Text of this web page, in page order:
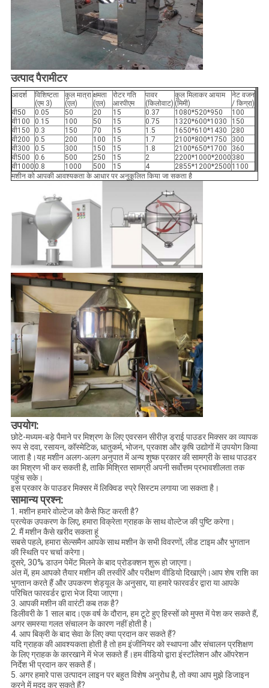
उत्पाद पैरामीटर
आदर्श
विशिष्टता
(एम 3)
कुल मात्रा
(एल)
क्षमता
(एल)
रोटर गति
आरपीएम
पावर
(किलोवाट)
कुल मिलाकर आयाम
(मिमी)
नेट वजन
/ किग्रा)
वी50
0.05 50 20 15 0.37 1080*520*950
100
वी100
0.15 100 50 15 0.75 1320*600*1030
150
वी150
0.3 150 70 15 1.5 1650*610*1430
280
वी200
0.5 200 100 15 1.7 2100*800*1750
300
वी300
0.5 300 150 15 1.8 2100*650*1700
360
वी500
0.6 500 250 15 2 2200*1000*2000 380
वी1000 0.8 1000 500 15 4 2855*1200*2500 1100
मशीन को आपकी आवश्यकता के आधार पर अनुकूलित किया जा सकता है
उपयोग:
छोटे-मध्यम-बड़े पैमाने पर मिश्रण के लिए एवरसन सीरीज़ ड्राई पाउडर मिक्सर का व्यापक
रूप से दवा, रसायन, कॉस्मेटिक, धातुकर्म, भोजन, प्रकाश और कृषि उद्योगों में उपयोग किया
जाता है।यह मशीन अलग-अलग अनुपात में अन्य शुष्क प्रकार की सामग्री के साथ पाउडर
का मिश्रण भी कर सकती है, ताकि मिश्रित सामग्री अपनी सर्वोत्तम प्रभावशीलता तक
पहुंच सके।
इस प्रकार के पाउडर मिक्सर में लिक्विड स्प्रे सिस्टम लगाया जा सकता है।
सामान्य प्रश्न:
1. मशीन हमारे वोल्टेज को कैसे फिट करती है?
प्रत्येक उपकरण के लिए, हमारा विक्रेता ग्राहक के साथ वोल्टेज की पुष्टि करेगा।
2. मैं मशीन कैसे खरीद सकता हूं
सबसे पहले, हमारा सेल्समैन आपके साथ मशीन के सभी विवरणों, लीड टाइम और भुगतान
की स्थिति पर चर्चा करेगा।
दूसरे, 30% डाउन पेमेंट मिलने के बाद प्रोडक्शन शुरू हो जाएगा।
अंत में, हम आपको तैयार मशीन की तस्वीरें और परीक्षण वीडियो दिखाएंगे।आप शेष राशि का
भुगतान करते हैं और उपकरण शेड्यूल के अनुसार, या हमारे फारवर्डर द्वारा या आपके
परिचित फारवर्डर द्वारा भेज दिया जाएगा।
3. आपकी मशीन की वारंटी कब तक है?
डिलीवरी के 1 साल बाद।एक वर्ष के दौरान, हम टूटे हुए हिस्सों को मुफ्त में पेश कर सकते हैं,
अगर समस्या गलत संचालन के कारण नहीं होती है।
4. आप बिक्री के बाद सेवा के लिए क्या प्रदान कर सकते हैं?
यदि ग्राहक की आवश्यकता होती है तो हम इंजीनियर को स्थापना और संचालन प्रशिक्षण
के लिए ग्राहक के कारखाने में भेज सकते हैं।हम वीडियो द्वारा इंस्टॉलेशन और ऑपरेशन
निर्देश भी प्रदान कर सकते हैं।
5. अगर हमारे पास उत्पादन लाइन पर बहुत विशेष अनुरोध है, तो क्या आप मुझे डिजाइन
करने में मदद कर सकते हैं?